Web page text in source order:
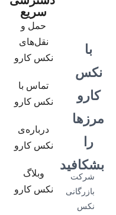
با
نکس
کارو
مرزها
را
بشکافید
شرکت
بازرگانی
نکس
سریع
حمل و
نقل‌های
نکس کارو
تماس با
نکس کارو
درباره‌ی
نکس کارو
وبلاگ
نکس کارو